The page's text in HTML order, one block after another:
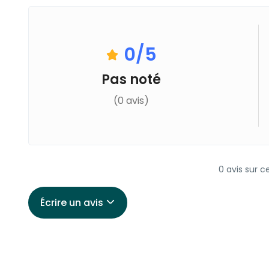
0/5
Pas noté
(0 avis)
0 avis sur
Écrire un avis